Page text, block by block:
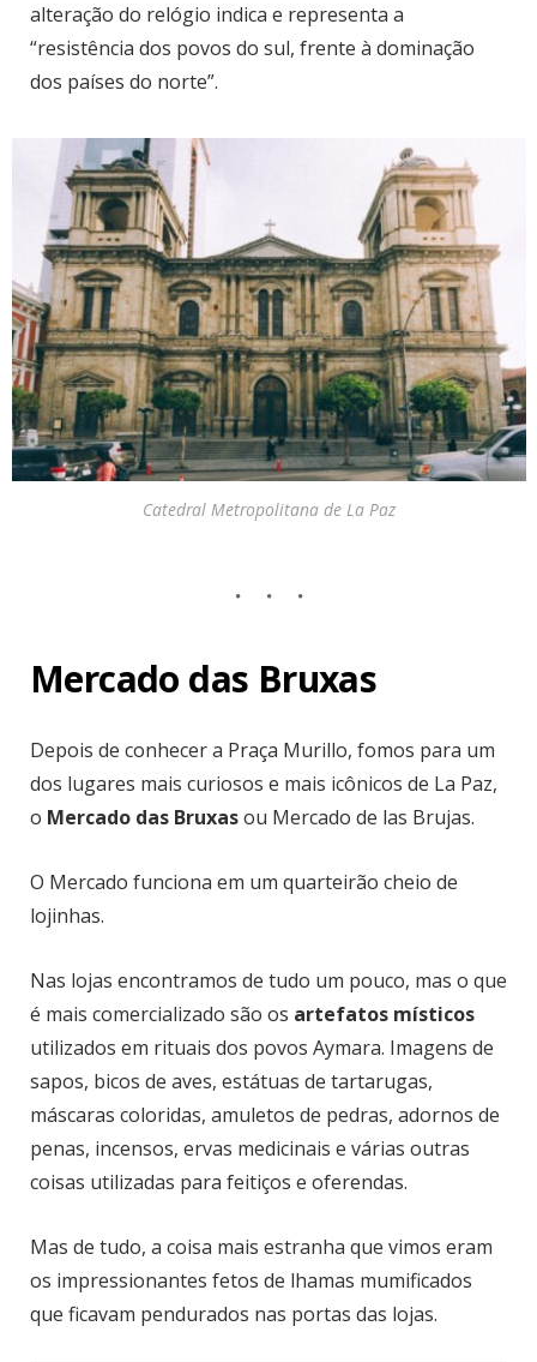
alteração do relógio indica e representa a
“resistência dos povos do sul, frente à dominação
dos países do norte”.
Catedral Metropolitana de La Paz
Mercado das Bruxas
Depois de conhecer a Praça Murillo, fomos para um
dos lugares mais curiosos e mais icônicos de La Paz,
o Mercado das Bruxasou Mercado de las Brujas.
O Mercado funciona em um quarteirão cheio de
lojinhas.
Nas lojas encontramos de tudo um pouco, mas o que
é mais comercializado são os artefatos místicos
utilizados em rituais dos povos Aymara. Imagens de
sapos, bicos de aves, estátuas de tartarugas,
máscaras coloridas, amuletos de pedras, adornos de
penas, incensos, ervas medicinais e várias outras
coisas utilizadas para feitiços e oferendas.
Mas de tudo, a coisa mais estranha que vimos eram
os impressionantes fetos de lhamas mumificados
que ficavam pendurados nas portas das lojas.